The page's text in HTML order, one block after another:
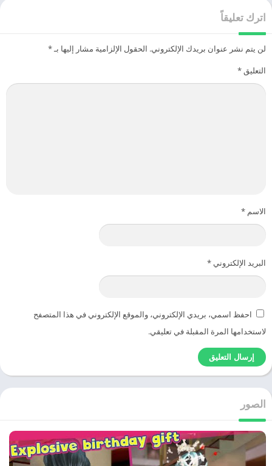
اترك تعليقاً
لن يتم نشر عنوان بريدك الإلكتروني. الحقول الإلزامية مشار إليها بـ*
التعليق*
الاسم *
البريد الإلكتروني *
احفظ اسمي، بريدي الإلكتروني، والموقع الإلكتروني في هذا المتصفح
لاستخدامها المرة المقبلة في تعليقي.
الصور